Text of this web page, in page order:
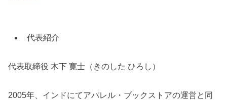
代表紹介
代表取締役 木下 寛士（きのした ひろし）
2005年、インドにてアパレル・ブックストアの運営と同